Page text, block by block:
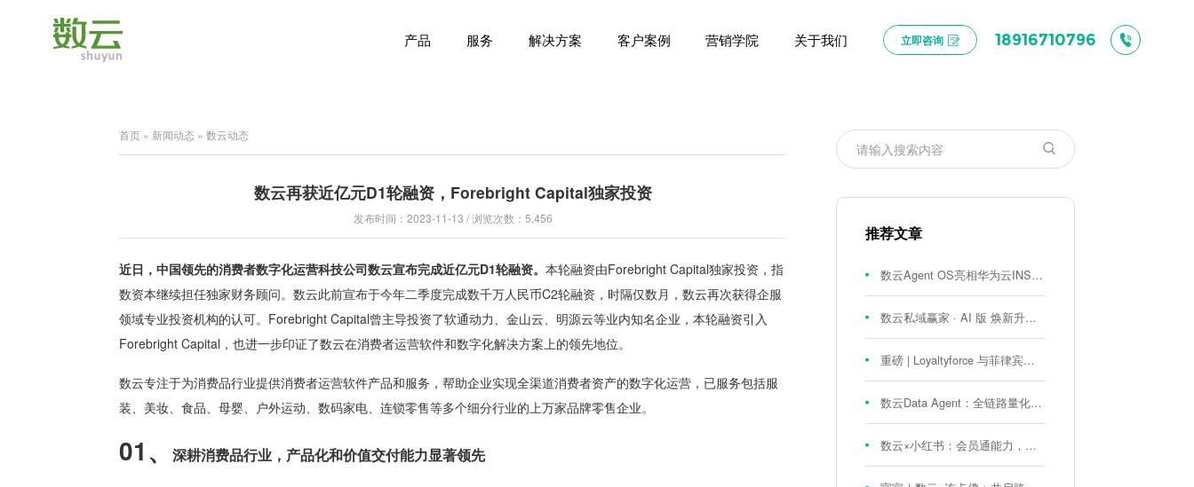
产品 服务 解决方案 客户案例 营销学院 关于我们 立即咨询 18916710796
首页 » 新闻动态 »数云动态
数云再获近亿元D1轮融资，Forebright Capital独家投资
发布时间：2023-11-13 / 浏览次数：5,456
近日，中国领先的消费者数字化运营科技公司数云宣布完成近亿元D1轮融资。本轮融资由Forebright Capital独家投资，指
数资本继续担任独家财务顾问。数云此前宣布于今年二季度完成数千万人民币C2轮融资，时隔仅数月，数云再次获得企服
领域专业投资机构的认可。Forebright Capital曾主导投资了软通动力、金山云、明源云等业内知名企业，本轮融资引入
Forebright Capital，也进一步印证了数云在消费者运营软件和数字化解决方案上的领先地位。
数云专注于为消费品行业提供消费者运营软件产品和服务，帮助企业实现全渠道消费者资产的数字化运营，已服务包括服
装、美妆、食品、母婴、户外运动、数码家电、连锁零售等多个细分行业的上万家品牌零售企业。
01、深耕消费品行业， 产品化和价值交付能力显著领先
推荐文章
数云Agent OS亮相华为云INSPIRE创想者大会：以AI重构消费者运营与零售营销新范式
数云私域赢家 · AI 版 焕新升级！
重磅 | Loyaltyforce 与菲律宾零售巨头 SM 集团达成战略合作，携手开启 SMAC 会员数智化运营新征程
数云Data Agent：全链路量化评测体系，炼就零售数据分析精准力
数云×小红书：会员通能力，重磅发布！